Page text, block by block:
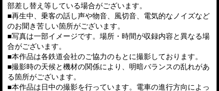
部差し替え等している場合がございます。
■再生中、乗客の話し声や物音、風切音、電気的なノイズなど
のお聞き苦しい箇所がございます。
■写真は一部イメージです。場所・時間が収録内容と異なる場
合がございます。
■本作品は各鉄道会社のご協力のもとに撮影しております。
■撮影時の天候と機材の関係により、明暗バランスの乱れがあ
る箇所がございます。
■本作品は日中の撮影を行っています。電車の進行方向によっ